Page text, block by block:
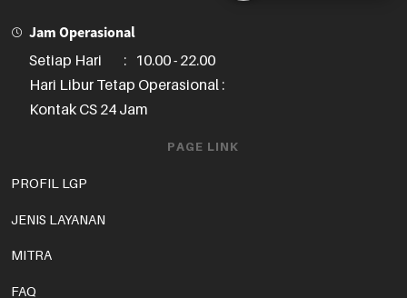
Jam Operasional
Setiap Hari
: 10.00 - 22.00
Hari Libur Tetap Operasional :
Kontak CS 24 Jam
PAGE LINK
PROFIL LGP
JENIS LAYANAN
MITRA
FAQ